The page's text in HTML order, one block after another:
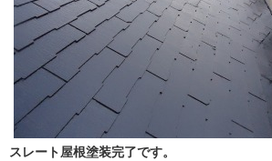
スレート屋根塗装完了です。